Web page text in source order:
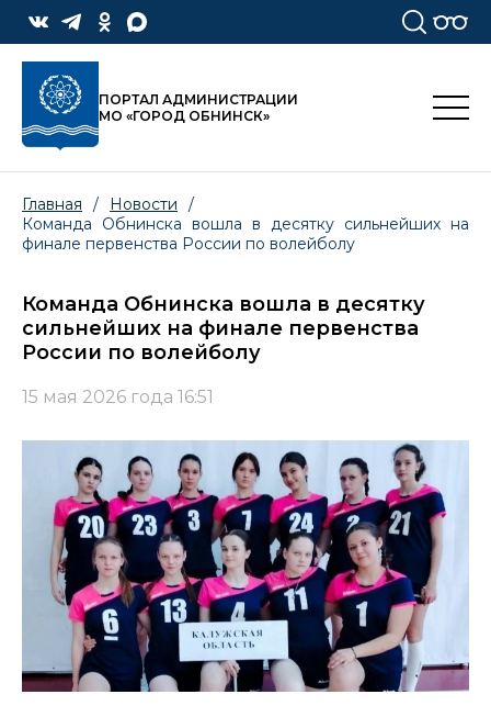
ПОРТАЛ АДМИНИСТРАЦИИ
МО «ГОРОД ОБНИНСК»
Главная / Новости
/
Команда Обнинска вошла в десятку сильнейших на
финале первенства России по волейболу
Команда Обнинска вошла в десятку
сильнейших на финале первенства
России по волейболу
15 мая 2026 года 16:51